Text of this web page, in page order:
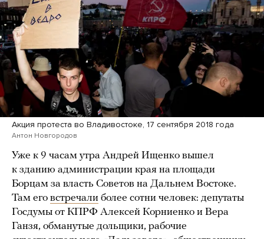
Акция протеста во Владивостоке, 17 сентября 2018 года
Антон Новгородов
Уже к 9 часам утра Андрей Ищенко вышел
к зданию администрации края на площади
Борцам за власть Советов на Дальнем Востоке.
Там его встречали более сотни человек: депутаты
Госдумы от КПРФ Алексей Корниенко и Вера
Ганзя, обманутые дольщики, рабочие